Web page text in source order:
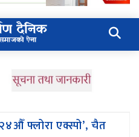
फ्लोरा एक्स्पो’, चैत